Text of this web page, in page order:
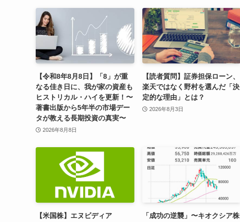
【令和8年8月8日】「8」が重
なる佳き日に、我が家の資産も
ヒストリカル・ハイを更新！〜
著書出版から5年半の市場デー
タが教える長期投資の真実〜
2026年8月8日
【読者質問】証券担保ローン、
楽天ではなく野村を選んだ「決
定的な理由」とは？
2026年8月3日
【米国株】エヌビディア
「成功の逆襲」〜キオクシア株